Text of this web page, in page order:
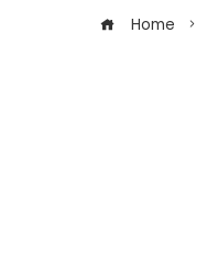
Home